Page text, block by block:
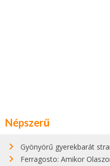
Népszerű
Gyönyörű gyerekbarát strandok
Ferragosto: Amikor